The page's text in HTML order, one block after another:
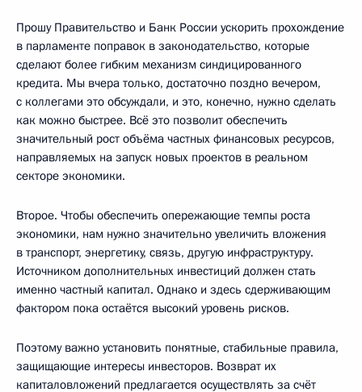
Прошу Правительство и Банк России ускорить прохождение
в парламенте поправок в законодательство, которые
сделают более гибким механизм синдицированного
кредита. Мы вчера только, достаточно поздно вечером,
с коллегами это обсуждали, и это, конечно, нужно сделать
как можно быстрее. Всё это позволит обеспечить
значительный рост объёма частных финансовых ресурсов,
направляемых на запуск новых проектов в реальном
секторе экономики.
Второе. Чтобы обеспечить опережающие темпы роста
экономики, нам нужно значительно увеличить вложения
в транспорт, энергетику, связь, другую инфраструктуру.
Источником дополнительных инвестиций должен стать
именно частный капитал. Однако и здесь сдерживающим
фактором пока остаётся высокий уровень рисков.
Поэтому важно установить понятные, стабильные правила,
защищающие интересы инвесторов. Возврат их
капиталовложений предлагается осуществлять за счёт